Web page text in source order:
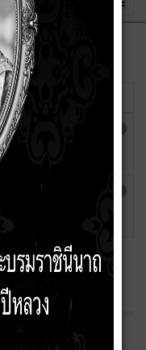
ผู้เขียน
เขียนโดย
เขียนโดย